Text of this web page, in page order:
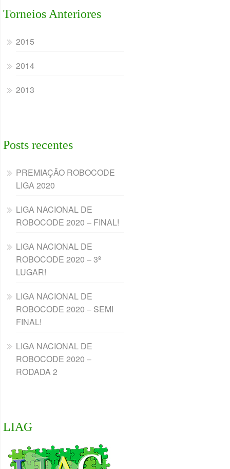
Torneios Anteriores
2015
2014
2013
Posts recentes
PREMIAÇÃO ROBOCODE
LIGA 2020
LIGA NACIONAL DE
ROBOCODE 2020 – FINAL!
LIGA NACIONAL DE
ROBOCODE 2020 – 3º
LUGAR!
LIGA NACIONAL DE
ROBOCODE 2020 – SEMI
FINAL!
LIGA NACIONAL DE
ROBOCODE 2020 –
RODADA 2
LIAG